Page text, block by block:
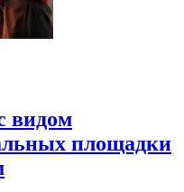
видом
площадки